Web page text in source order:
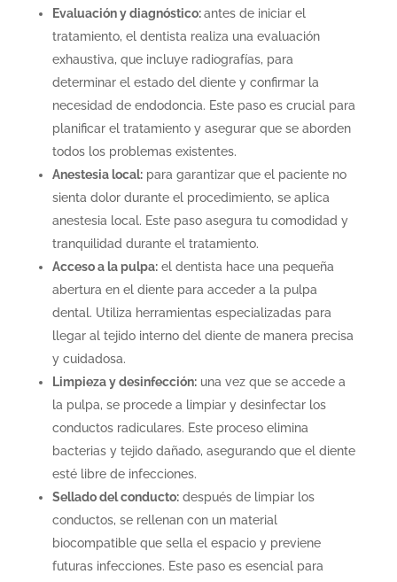
Evaluación y diagnóstico:antes de iniciar el
tratamiento, el dentista realiza una evaluación
exhaustiva, que incluye radiografías, para
determinar el estado del diente y confirmar la
necesidad de endodoncia. Este paso es crucial para
planificar el tratamiento y asegurar que se aborden
todos los problemas existentes.
Anestesia local:para garantizar que el paciente no
sienta dolor durante el procedimiento, se aplica
anestesia local. Este paso asegura tu comodidad y
tranquilidad durante el tratamiento.
Acceso a la pulpa:el dentista hace una pequeña
abertura en el diente para acceder a la pulpa
dental. Utiliza herramientas especializadas para
llegar al tejido interno del diente de manera precisa
y cuidadosa.
Limpieza y desinfección:una vez que se accede a
la pulpa, se procede a limpiar y desinfectar los
conductos radiculares. Este proceso elimina
bacterias y tejido dañado, asegurando que el diente
esté libre de infecciones.
Sellado del conducto:después de limpiar los
conductos, se rellenan con un material
biocompatible que sella el espacio y previene
futuras infecciones. Este paso es esencial para